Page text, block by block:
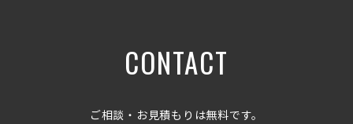
CONTACT
ご相談・お見積もりは無料です。